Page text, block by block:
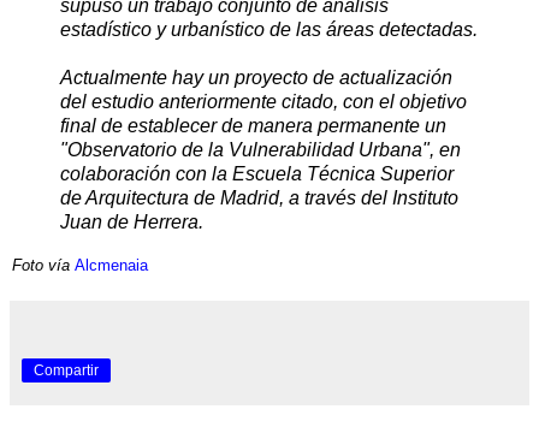
supuso un trabajo conjunto de análisis
estadístico y urbanístico de las áreas detectadas.
Actualmente hay un proyecto de actualización
del estudio anteriormente citado, con el objetivo
final de establecer de manera permanente un
"Observatorio de la Vulnerabilidad Urbana", en
colaboración con la Escuela Técnica Superior
de Arquitectura de Madrid, a través del Instituto
Juan de Herrera.
Foto vía Alcmenaia
Compartir